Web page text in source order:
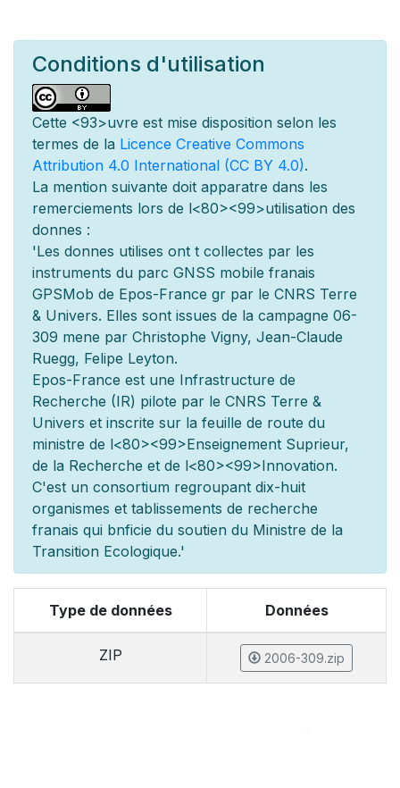
Conditions d'utilisation
Cette <93>uvre est mise disposition selon les
termes de la Licence Creative Commons
Attribution 4.0 International (CC BY 4.0).
La mention suivante doit apparatre dans les
remerciements lors de l<80><99>utilisation des
donnes :
'Les donnes utilises ont t collectes par les
instruments du parc GNSS mobile franais
GPSMob de Epos-France gr par le CNRS Terre
& Univers. Elles sont issues de la campagne 06-
309 mene par Christophe Vigny, Jean-Claude
Ruegg, Felipe Leyton.
Epos-France est une Infrastructure de
Recherche (IR) pilote par le CNRS Terre &
Univers et inscrite sur la feuille de route du
ministre de l<80><99>Enseignement Suprieur,
de la Recherche et de l<80><99>Innovation.
C'est un consortium regroupant dix-huit
organismes et tablissements de recherche
franais qui bnficie du soutien du Ministre de la
Transition Ecologique.'
Type de données Données
ZIP 2006-309.zip